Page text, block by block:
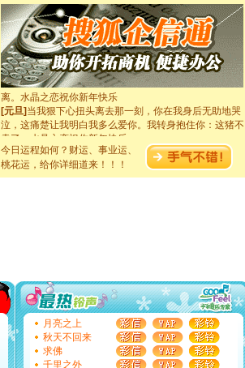
如意,快乐,鲜花,一切美好的祝愿与你同在.圣诞快乐!
[元旦]看到你我会触电；看不到你我要充电；没有你我会
断电。爱你是我职业，想你是我事业，抱你是我特长，吻
你是我专业！水晶之恋祝你新年快乐
[元旦]如果上天让我许三个愿望，一是今生今世和你在一
起；二是再生再世和你在一起；三是三生三世和你不再分
离。水晶之恋祝你新年快乐
[元旦]当我狠下心扭头离去那一刻，你在我身后无助地哭
泣，这痛楚让我明白我多么爱你。我转身抱住你：这猪不
卖了。水晶之恋祝你新年快乐。
[春节]风柔雨润好月圆，半岛铁盒伴身边，每日尽显开心
颜！冬去春来似水如烟，劳碌人生需尽欢！听一曲轻歌，
道一声平安！新年吉祥万事如愿
能正大光明地骚扰你,告诉你,圣诞要快乐!新年要快乐!天天
都要快乐噢!
[圣诞节]奉上一颗祝福的心,在这个特别的日子里,愿幸福,
如意,快乐,鲜花,一切美好的祝愿与你同在.圣诞快乐!
[元旦]
看到你我会触电；看不到你我要充电；没有你我会
断电。爱你是我职业，想你是我事业，抱你是我特长，吻
你是我专业！水晶之恋祝你新年快乐
今日运程如何？财运、事业运、
桃花运，给你详细道来！！！
月亮之上
秋天不回来
求佛
千里之外